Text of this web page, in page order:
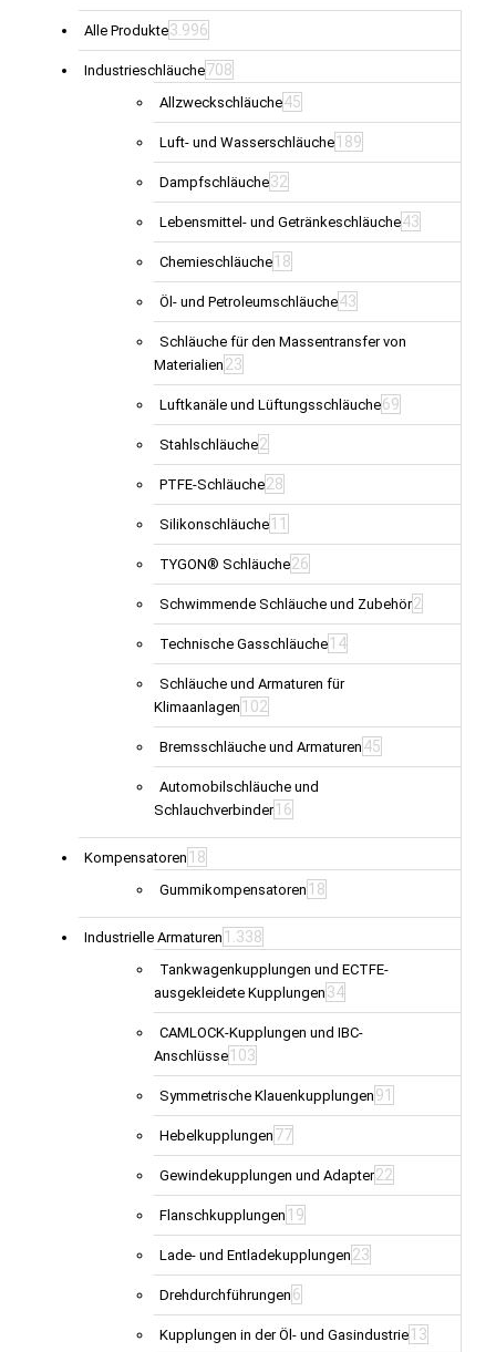
Alle Produkte3.996
Industrieschläuche708
Allzweckschläuche45
Luft- und Wasserschläuche 189
Dampfschläuche32
Lebensmittel- und Getränkeschläuche43
Chemieschläuche 18
Öl- und Petroleumschläuche43
Schläuche für den Massentransfer von
Materialien 23
Luftkanäle und Lüftungsschläuche69
Stahlschläuche2
PTFE-Schläuche28
Silikonschläuche 11
TYGON® Schläuche26
Schwimmende Schläuche und Zubehör2
Technische Gasschläuche 14
Schläuche und Armaturen für
Klimaanlagen 102
Bremsschläuche und Armaturen 45
Automobilschläuche und
Schlauchverbinder 16
Kompensatoren 18
Gummikompensatoren 18
Industrielle Armaturen 1.338
Tankwagenkupplungen und ECTFE-
ausgekleidete Kupplungen 34
CAMLOCK-Kupplungen und IBC-
Anschlüsse 103
Symmetrische Klauenkupplungen 91
Hebelkupplungen 77
Gewindekupplungen und Adapter22
Flanschkupplungen 19
Lade- und Entladekupplungen 23
Drehdurchführungen 6
Kupplungen in der Öl- und Gasindustrie 13